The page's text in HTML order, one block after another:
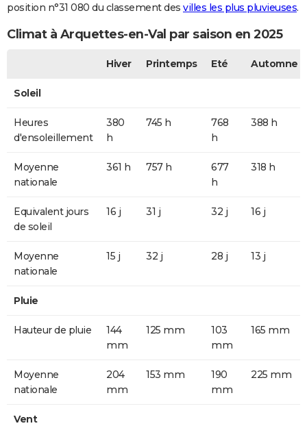
position n°31 080 du classement des villes les plus pluvieuses.
Climat à Arquettes-en-Val par saison en 2025
Hiver Printemps Eté Automne
Soleil
Heures
d'ensoleillement
380
h
745 h
768
h
388 h
Moyenne
nationale
361 h 757 h
677
h
318 h
Equivalent jours
de soleil
16 j 31 j 32 j 16 j
Moyenne
nationale
15 j 32 j 28 j 13 j
Pluie
Hauteur de pluie
144
mm
125 mm
103
mm
165 mm
Moyenne
nationale
204
mm
153 mm
190
mm
225 mm
Vent